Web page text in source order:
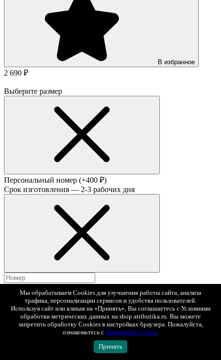
В избранное
2 690 ₽
Выберите размер
Персональный номер (+400 ₽)
Срок изготовления — 2-3 рабочих дня
Создай свое индивидуальное нанесение! Нанесение номера
осуществляется на профессиональной вышивальной машине.
Обращаем ваше внимание, что товар с персонализацией
обмену/возврату не подлежит. (ст. 26.1 п.4 закона "О защите
прав потребителей”).
Мы обрабатываем Cookies для улучшения работы сайта, анализа
трафика, персонализации сервисов и удобства пользователей.
Используя сайт или кликая на «Принять», Вы соглашаетесь с Условиями
обработки метрических данных на shop.atributika.ru. Вы можете
запретить обработку Cookies в настройках браузера. Пожалуйста,
ознакомьтесь с Политикой Cookie.
Принять